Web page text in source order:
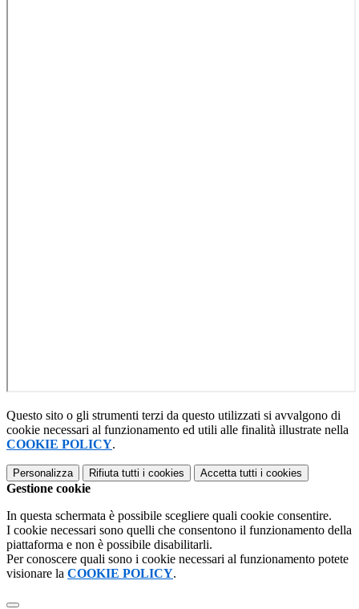
Questo sito o gli strumenti terzi da questo utilizzati si avvalgono di
cookie necessari al funzionamento ed utili alle finalità illustrate nella
COOKIE POLICY.
Personalizza Rifiuta tutti i cookies Accetta tutti i cookies
Gestione cookie
In questa schermata è possibile scegliere quali cookie consentire.
I cookie necessari sono quelli che consentono il funzionamento della
piattaforma e non è possibile disabilitarli.
Per conoscere quali sono i cookie necessari al funzionamento potete
visionare la COOKIE POLICY.